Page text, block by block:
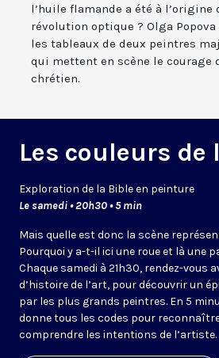
l’huile flamande a été à l’origine
révolution optique ? Olga
les tableaux de deux peintres
qui mettent en scène le courage
chrétien.
Les couleurs de
Exploration de la Bible en peinture
Le samedi • 20h30 • 5 min
Mais quelle est donc la scène
Pourquoi y a-t-il ici une roue et là une
Chaque samedi à 21h30, rendez-vous
d’histoire de l’art, pour découvrir un
par les plus grands peintres. En 5
donne tous les codes pour
comprendre les intentions de l’artiste.